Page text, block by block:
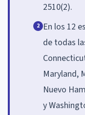
2510(2).
2 En los 12
de todas
Maryland,
Nuevo
y